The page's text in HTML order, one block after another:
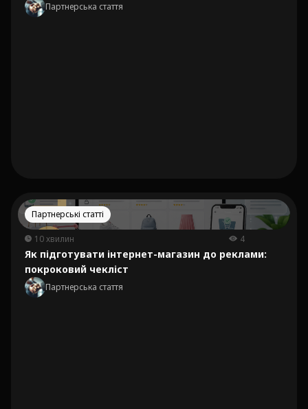
Партнерська стаття
Партнерські статті
10 хвилин 4
Як підготувати інтернет-магазин до реклами:
покроковий чекліст
Партнерська стаття